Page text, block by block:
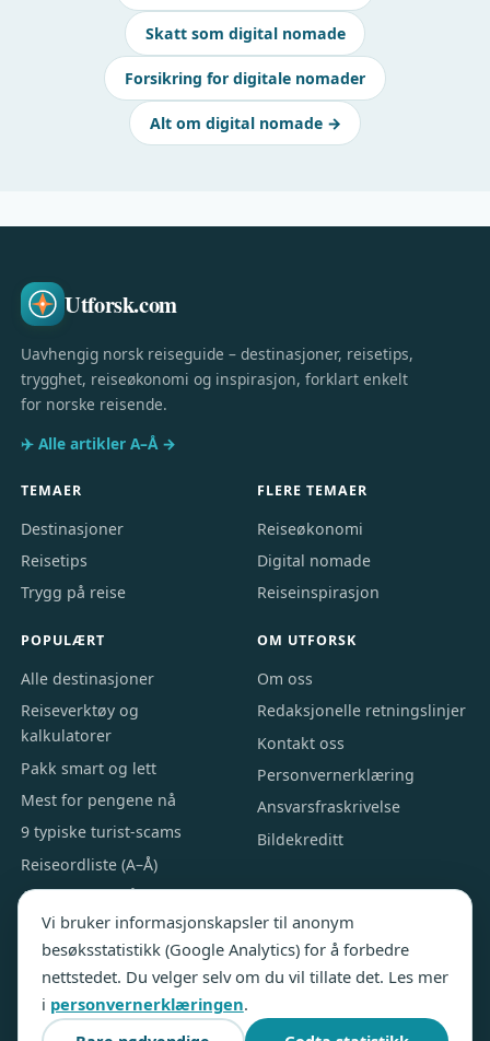
Skatt som digital nomade
Forsikring for digitale nomader
Alt om digital nomade →
Utforsk.com
Uavhengig norsk reiseguide – destinasjoner, reisetips,
trygghet, reiseøkonomi og inspirasjon, forklart enkelt
for norske reisende.
✈️ Alle artikler A–Å →
TEMAER
Destinasjoner
Reisetips
Trygg på reise
FLERE TEMAER
Reiseøkonomi
Digital nomade
Reiseinspirasjon
POPULÆRT
Alle destinasjoner
Reiseverktøy og
kalkulatorer
Pakk smart og lett
Mest for pengene nå
9 typiske turist-scams
Reiseordliste (A–Å)
Alle artikler A–Å
OM UTFORSK
Om oss
Redaksjonelle retningslinjer
Kontakt oss
Personvernerklæring
Ansvarsfraskrivelse
Bildekreditt
© 2026 Utforsk.com · Utgitt av Nordic Webinvest Ltd · Ansvarlig
redaktør Terje Moy
Vi bruker informasjonskapsler til anonym
besøksstatistikk (Google Analytics) for å forbedre
nettstedet. Du velger selv om du vil tillate det. Les mer
i personvernerklæringen.